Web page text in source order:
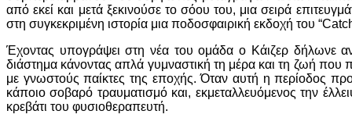
από εκεί και μετά ξεκινούσε το σόου του, μια σειρά
στη συγκεκριμένη ιστορία μια ποδοσφαιρική εκδοχή του
Έχοντας υπογράψει στη νέα του ομάδα ο Κάιζερ δήλωνε
διάστημα κάνοντας απλά γυμναστική τη μέρα και τη ζωή
με γνωστούς παίκτες της εποχής. Όταν αυτή η περίοδος
κάποιο σοβαρό τραυματισμό και, εκμεταλλευόμενος την
κρεβάτι του φυσιοθεραπευτή.